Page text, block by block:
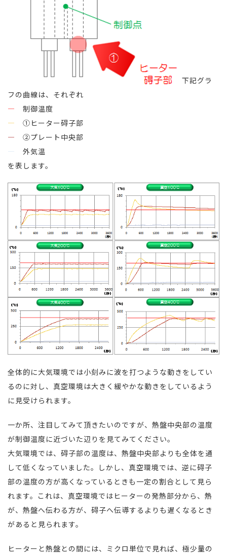
下記グラ
フの曲線は、それぞれ
―
制御温度
― ①ヒーター碍子部
―
②プレート中央部
―
外気温
を表します。
全体的に大気環境では小刻みに波を打つような動きをしてい
るのに対し、真空環境は大きく緩やかな動きをしているよう
に見受けられます。
一か所、注目してみて頂きたいのですが、熱盤中央部の温度
が制御温度に近づいた辺りを見てみてください。
大気環境では、碍子部の温度は、熱盤中央部よりも全体を通
して低くなっていました。しかし、真空環境では、逆に碍子
部の温度の方が高くなっているときも一定の割合として見ら
れます。これは、真空環境ではヒーターの発熱部分から、熱
が、熱盤へ伝わる方が、碍子へ伝導するよりも遅くなるとき
があると見られます。
ヒーターと熱盤との間には、ミクロ単位で見れば、極少量の